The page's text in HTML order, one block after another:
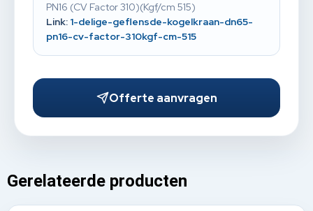
PN16 (CV Factor 310)(Kgf/cm 515)
Link: 1-delige-geflensde-kogelkraan-dn65-
pn16-cv-factor-310kgf-cm-515
Offerte aanvragen
Gerelateerde producten